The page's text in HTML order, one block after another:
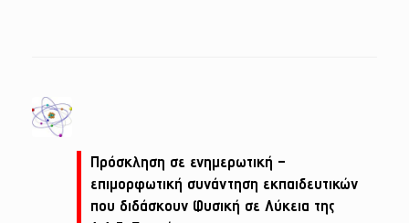
Πρόσκληση σε ενημερωτική –
επιμορφωτική συνάντηση εκπαιδευτικών
που διδάσκουν Φυσική σε Λύκεια της